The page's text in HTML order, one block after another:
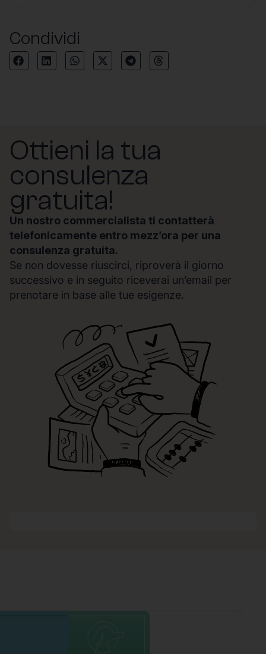
Condividi
Ottieni la tua
consulenza
gratuita!
Un nostro commercialista ti contatterà
telefonicamente entro mezz’ora per una
consulenza gratuita.
Se non dovesse riuscirci, riproverà il giorno
successivo e in seguito riceverai un’email per
prenotare in base alle tue esigenze.